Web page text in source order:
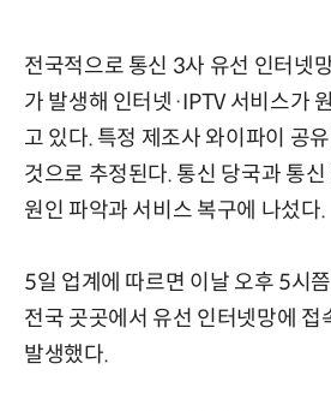
전국적으로 통신 3사 유선 인터넷
가 발생해 인터넷·IPTV 서비스가
고 있다. 특정 제조사 와이파이 공
것으로 추정된다. 통신 당국과 통
원인 파악과 서비스 복구에 나섰다.
5일 업계에 따르면 이날 오후 5시
전국 곳곳에서 유선 인터넷망에 접
발생했다.